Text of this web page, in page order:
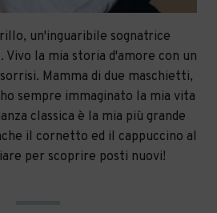
un'inguaribile sognatrice
la mia storia d'amore con un
Mamma di due maschietti,
sempre immaginato la mia vita
classica è la mia più grande
il cornetto ed il cappuccino al
per scoprire posti nuovi!